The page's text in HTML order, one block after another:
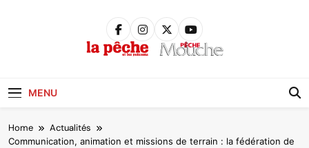
MENU
Home Actualités
Communication, animation et missions de terrain : la fédération de